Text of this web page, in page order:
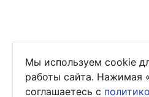
Мы используем cookie
работы сайта. Нажимая
соглашаетесь с